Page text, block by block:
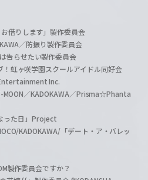
借りします」製作委員会
／防振り製作委員会
告らせたい製作委員会
虹ヶ咲学園スクールアイドル同好会
Inc.
／KADOKAWA／Prisma☆Phanta
った日」Project
KADOKAWA/「デート・ア・バレッ
製作委員会ですか？